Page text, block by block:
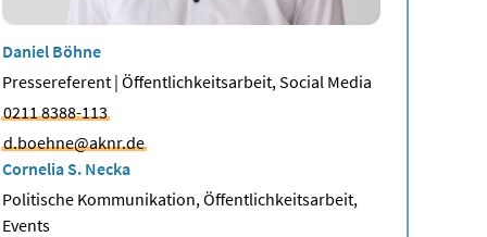
Daniel Böhne
Pressereferent | Öffentlichkeitsarbeit, Social Media
0211 8388-113
d.boehne@aknr.de
Cornelia S. Necka
Politische Kommunikation, Öffentlichkeitsarbeit,
Events